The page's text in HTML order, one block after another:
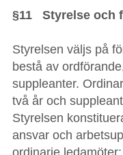
§11 Styrelse och
Styrelsen väljs på
bestå av
suppleanter.
två år och
Styrelsen
ansvar och